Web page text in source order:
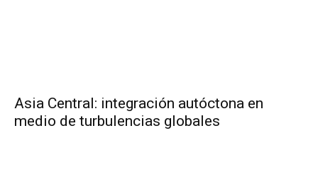
Asia Central: integración autóctona en
medio de turbulencias globales